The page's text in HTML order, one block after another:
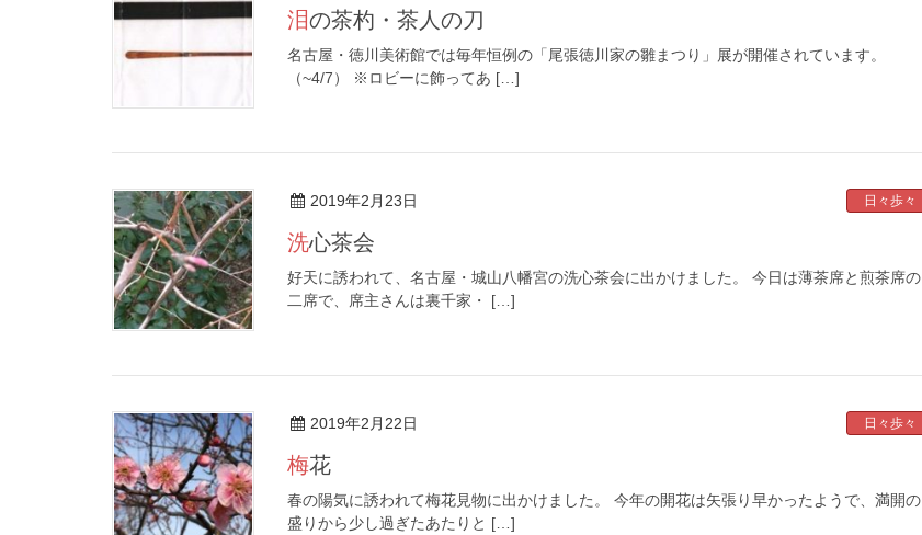
泪の茶杓・茶人の刀
名古屋・徳川美術館では毎年恒例の「尾張徳川家の雛まつり」展が開催されています。
（~4/7） ※ロビーに飾ってあ […]
2019年2月23日 日々歩々
洗心茶会
好天に誘われて、名古屋・城山八幡宮の洗心茶会に出かけました。 今日は薄茶席と煎茶席の
二席で、席主さんは裏千家・ […]
2019年2月22日 日々歩々
梅花
春の陽気に誘われて梅花見物に出かけました。 今年の開花は矢張り早かったようで、満開の
盛りから少し過ぎたあたりと […]